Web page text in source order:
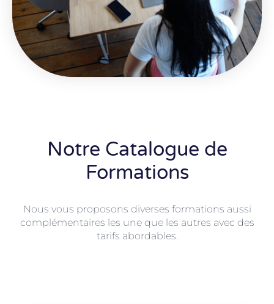
Notre Catalogue de
Formations
Nous vous proposons diverses formations aussi
complémentaires les une que les autres avec des
tarifs abordables.